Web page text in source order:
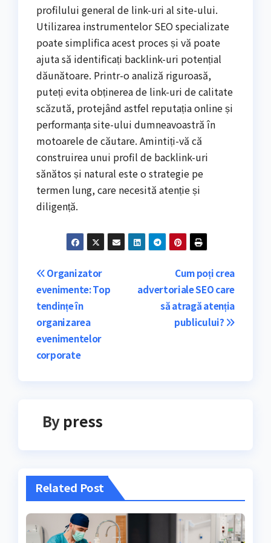
profilului general de link-uri al site-ului.
Utilizarea instrumentelor SEO specializate
poate simplifica acest proces și vă poate
ajuta să identificați backlink-uri potențial
dăunătoare. Printr-o analiză riguroasă,
puteți evita obținerea de link-uri de calitate
scăzută, protejând astfel reputația online și
performanța site-ului dumneavoastră în
motoarele de căutare. Amintiți-vă că
construirea unui profil de backlink-uri
sănătos și natural este o strategie pe
termen lung, care necesită atenție și
diligență.
Navigare
în
articole
Cum poți crea
advertoriale SEO care
să atragă atenția
publicului?
Organizator
evenimente: Top
tendințe în
organizarea
evenimentelor
corporate
By press
Related Post